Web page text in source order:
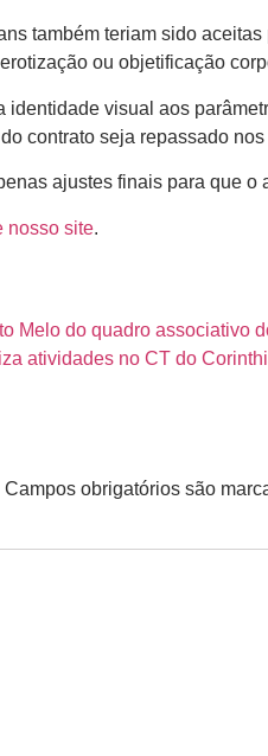
também teriam sido
ou objetificação
visual aos
contrato seja repassado
ajustes finais para que
nosso site.
Melo do quadro associativo
atividades no CT do
Campos obrigatórios são